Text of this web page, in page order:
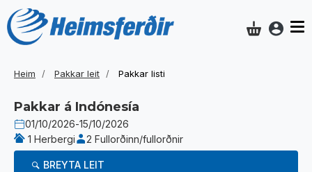
Heim Pakkar leit Pakkar listi
Pakkar á Indónesía
01/10/2026-15/10/2026
1 Herbergi
2 Fullorðinn/fullorðnir
BREYTA LEIT